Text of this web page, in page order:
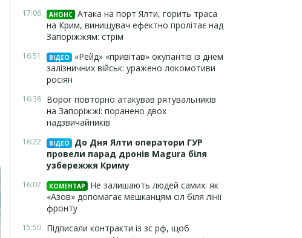
17:06 АНОНС Атака на порт Ялти, горить траса
на Крим, винищувач ефектно пролітає над
Запоріжжям: стрім
16:51 ВІДЕО
«Рейд» «привітав» окупантів із днем
залізничних військ: уражено локомотиви
росіян
16:38 Ворог повторно атакував рятувальників
на Запоріжжі: поранено двох
надзвичайників
16:22 ВІДЕО
До Дня Ялти оператори ГУР
провели парад дронів Magura біля
узбережжя Криму
16:07 КОМЕНТАР
Не залишають людей самих: як
«Азов» допомагає мешканцям сіл біля лінії
фронту
15:50 Підписали контракти із зс рф, щоб